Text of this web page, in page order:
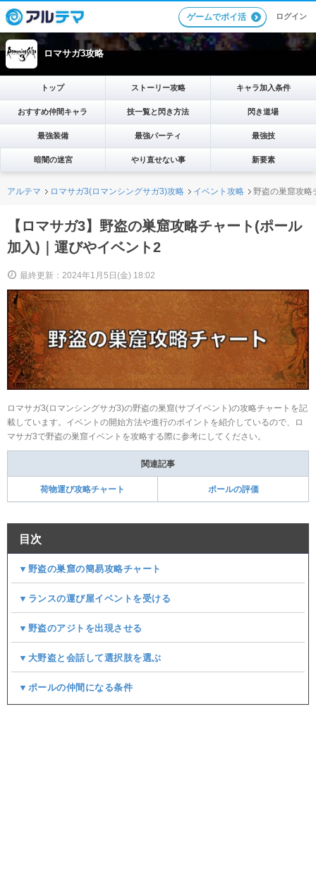
ゲームでポイ活 ログイン
ロマサガ3攻略
トップ ストーリー攻略 キャラ加入条件
おすすめ仲間キャラ 技一覧と閃き方法 閃き道場
最強装備 最強パーティ 最強技
暗闇の迷宮 やり直せない事 新要素
アルテマ ロマサガ3(ロマンシングサガ3)攻略 イベント攻略 野盗の巣窟攻略
【ロマサガ3】野盗の巣窟攻略チャート(ポール
加入)｜運びやイベント2
最終更新：2024年1月5日(金) 18:02
ロマサガ3(ロマンシングサガ3)の野盗の巣窟(サブイベント)の攻略チャートを記
載しています。イベントの開始方法や進行のポイントを紹介しているので、ロ
マサガ3で野盗の巣窟イベントを攻略する際に参考にしてください。
関連記事
荷物運び攻略チャート ポールの評価
目次
▼野盗の巣窟の簡易攻略チャート
▼ランスの運び屋イベントを受ける
▼野盗のアジトを出現させる
▼大野盗と会話して選択肢を選ぶ
▼ポールの仲間になる条件